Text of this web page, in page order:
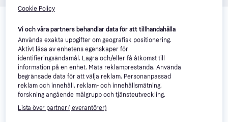
Relaterade produkter
Vi har plockat fram ett urval av produkter som kanske skulle
intressera dig. Visa alla
Cookie Policy
Vi och våra partners behandlar data för att tillhandahålla
Använda exakta uppgifter om geografisk positionering.
Aktivt läsa av enhetens egenskaper för
identifieringsändamål. Lagra och/eller få åtkomst till
information på en enhet. Mäta reklamprestanda. Använda
begränsade data för att välja reklam. Personanpassad
reklam och innehåll, reklam- och innehållsmätning,
forskning angående målgrupp och tjänsteutveckling.
Lista över partner (leverantörer)